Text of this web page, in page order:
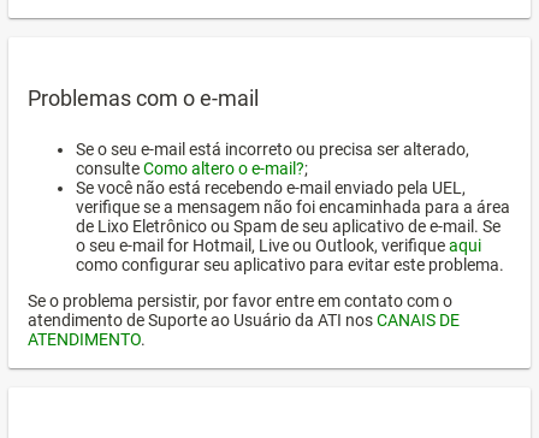
Problemas com o e-mail
Se o seu e-mail está incorreto ou precisa ser alterado,
consulteComo altero o e-mail?;
Se você não está recebendo e-mail enviado pela UEL,
verifique se a mensagem não foi encaminhada para a área
de Lixo Eletrônico ou Spam de seu aplicativo de e-mail. Se
o seu e-mail for Hotmail, Live ou Outlook, verifiqueaqui
como configurar seu aplicativo para evitar este problema.
Se o problema persistir, por favor entre em contato com o
atendimento de Suporte ao Usuário da ATI nosCANAIS DE
ATENDIMENTO.